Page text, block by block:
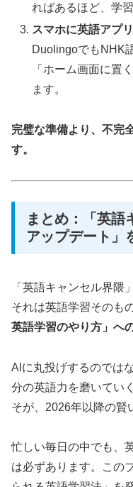
ればあるほど、学
スマホに英語アプ
DuolingoでもNHK
「ホーム画面に置
ます。
完璧な準備より、不完
す。
まとめ：「英語
アップデート」
「英語キャンセル界隈
それは英語学習そのも
英語学習のやり方」へ
AIに丸投げするのでは
分の英語力を磨いてい
そが、2026年以降の賢
忙しい毎日の中でも、
は必ずあります。この